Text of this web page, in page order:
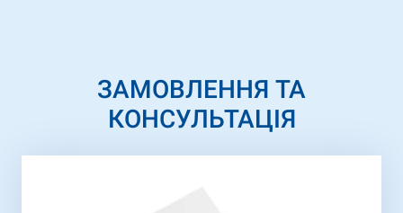
ЗАМОВЛЕННЯ ТА
КОНСУЛЬТАЦІЯ